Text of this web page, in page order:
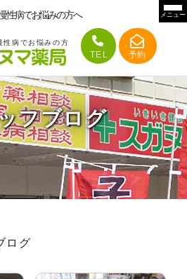
性病でお悩みの方へ
性病でお悩みの方
メニュー
フブログ
ログ